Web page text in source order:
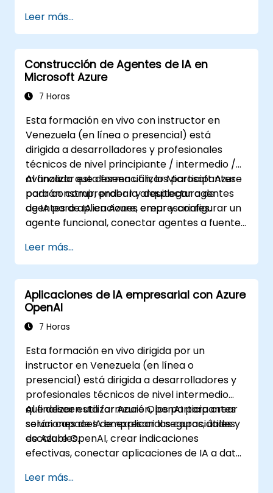
Leer más...
Construcción de Agentes de IA en
Microsoft Azure
7 Horas
Esta formación en vivo con instructor en
Venezuela (en línea o presencial) está
dirigida a desarrolladores y profesionales
técnicos de nivel principiante / intermedio /
avanzado que deseen utilizar Microsoft Azure
para construir, probar y desplegar agentes
de IA para aplicaciones empresariales.
Al finalizar esta formación, los participantes
podrán: comprender la arquitectura de
agentes de IA en Azure, crear y configurar un
agente funcional, conectar agentes a fuentes
preparar agentes para su despliegue.
Leer más...
Aplicaciones de IA empresarial con Azure
OpenAI
7 Horas
Esta formación en vivo dirigida por un
instructor en Venezuela (en línea o
presencial) está dirigida a desarrolladores y
profesionales técnicos de nivel intermedio
que deseen utilizar Azure OpenAI para crear
soluciones de IA empresarial seguras, útiles y
escalables.
Al finalizar esta formación, los participantes
serán capaces de: explicar las capacidades
de Azure OpenAI, crear indicaciones
efectivas, conectar aplicaciones de IA a datos
seguridad e IA responsable.
Leer más...